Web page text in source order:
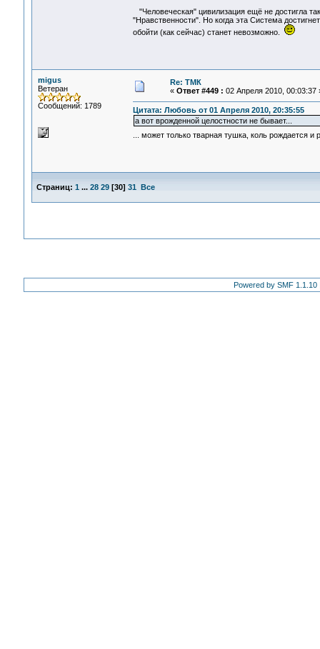
"Человеческая" цивилизация ещё не достигла
"Нравственности". Но когда эта Система
обойти (как сейчас) станет невозможно.
migus
Ветеран
Сообщений: 1789
Re: ТМК
« Ответ #449 : 02 Апреля 2010, 00:03:37
Цитата: Любовь от 01 Апреля 2010, 20:35:55
а вот врожденной целостности не бывает...
... может только тварная тушка, коль рождается
Страниц: 1 ... 28 29[30] 31 Все
Powered by SMF 1.1.10